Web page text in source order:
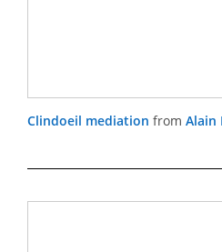
Clindoeil mediation from Alain